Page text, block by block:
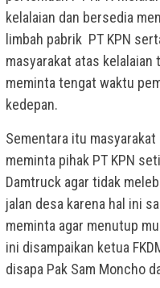
kelalaian dan bersedia
limbah pabrik PT KPN
masyarakat atas kelalaian
meminta tengat waktu
kedepan.
Sementara itu masyarakat
meminta pihak PT KPN
Damtruck agar tidak
jalan desa karena hal ini
meminta agar menutup
ini disampaikan ketua
disapa Pak Sam Moncho